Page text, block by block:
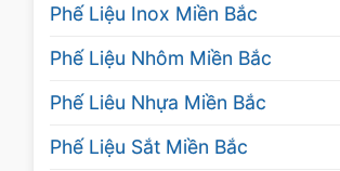
Phế Liệu Inox Miền Bắc
Phế Liệu Nhôm Miền Bắc
Phế Liêu Nhựa Miền Bắc
Phế Liệu Sắt Miền Bắc